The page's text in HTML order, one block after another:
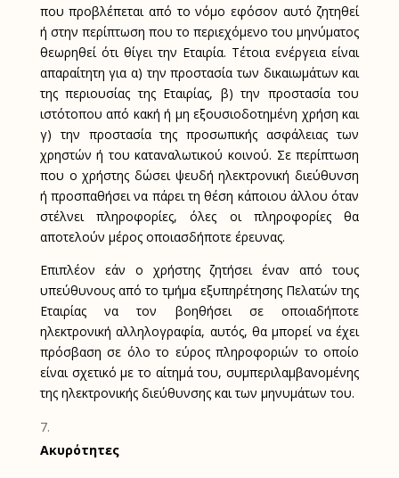
που προβλέπεται από το νόμο εφόσον αυτό ζητηθεί
ή στην περίπτωση που το περιεχόμενο του μηνύματος
θεωρηθεί ότι θίγει την Εταιρία. Τέτοια ενέργεια είναι
απαραίτητη για α) την προστασία των δικαιωμάτων και
της περιουσίας της Εταιρίας, β) την προστασία του
ιστότοπου από κακή ή μη εξουσιοδοτημένη χρήση και
γ) την προστασία της προσωπικής ασφάλειας των
χρηστών ή του καταναλωτικού κοινού. Σε περίπτωση
που ο χρήστης δώσει ψευδή ηλεκτρονική διεύθυνση
ή προσπαθήσει να πάρει τη θέση κάποιου άλλου όταν
στέλνει πληροφορίες, όλες οι πληροφορίες θα
αποτελούν μέρος οποιασδήποτε έρευνας.
Επιπλέον εάν ο χρήστης ζητήσει έναν από τους
υπεύθυνους από το τμήμα εξυπηρέτησης Πελατών της
Εταιρίας να τον βοηθήσει σε οποιαδήποτε
ηλεκτρονική αλληλογραφία, αυτός, θα μπορεί να έχει
πρόσβαση σε όλο το εύρος πληροφοριών το οποίο
είναι σχετικό με το αίτημά του, συμπεριλαμβανομένης
της ηλεκτρονικής διεύθυνσης και των μηνυμάτων του.
Ακυρότητες